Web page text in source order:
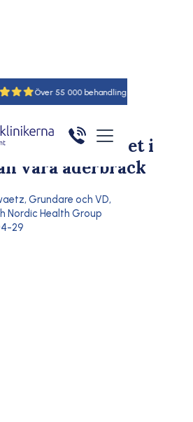
55
18
och rastlöshet i
vara åderbråck
, Grundare och VD,
Nordic Health Group
29